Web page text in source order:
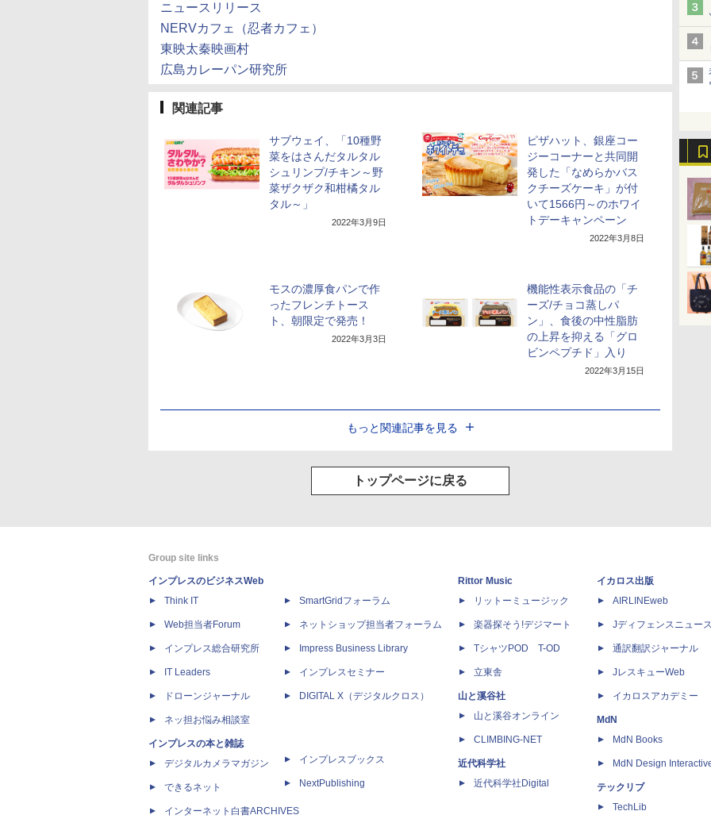
ニュースリリース
NERVカフェ（忍者カフェ）
東映太秦映画村
広島カレーパン研究所
関連記事
サブウェイ、「10種野
菜をはさんだタルタル
シュリンプ/チキン～野
菜ザクザク和柑橘タル
タル～」
2022年3月9日
ピザハット、銀座コー
ジーコーナーと共同開
発した「なめらかバス
クチーズケーキ」が付
いて1566円～のホワイ
トデーキャンペーン
2022年3月8日
モスの濃厚食パンで作
ったフレンチトース
ト、朝限定で発売！
2022年3月3日
機能性表示食品の「チ
ーズ/チョコ蒸しパ
ン」、食後の中性脂肪
の上昇を抑える「グロ
ビンペプチド」入り
2022年3月15日
もっと関連記事を見る
トップページに戻る
Group site links
インプレスのビジネスWeb
Think IT
Web担当者Forum
インプレス総合研究所
IT Leaders
ドローンジャーナル
ネッ担お悩み相談室
インプレスの本と雑誌
デジタルカメラマガジン
できるネット
インターネット白書ARCHIVES
SmartGridフォーラム
ネットショップ担当者フォーラム
Impress Business Library
インプレスセミナー
DIGITAL X（デジタルクロス）
インプレスブックス
NextPublishing
Rittor Music
リットーミュージック
楽器探そう!デジマート
TシャツPOD T-OD
立東舎
山と溪谷社
山と溪谷オンライン
CLIMBING-NET
近代科学社
近代科学社Digital
イカロス出版
AIRLINEweb
Jディフェンスニュー
通訳翻訳ジャーナル
JレスキューWeb
イカロスアカデミー
MdN
MdN Books
MdN Design
テックリブ
TechLib